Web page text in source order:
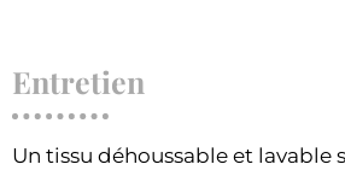
Entretien
Un tissu déhoussable et lavable